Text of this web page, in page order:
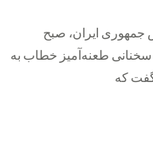
ایران، صبح
تیر، در سخنانی طعنه‌آمیز خطاب به
که